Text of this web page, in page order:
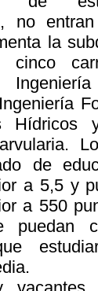
no
la
cinco
Hídricos
de
a 5,5 y
a 550
puedan